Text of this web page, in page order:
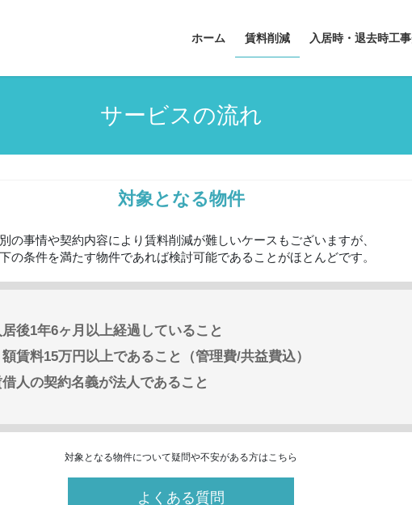
ホーム 賃料削減 入居時・退去時工
サービスの流れ
対象となる物件
の事情や契約内容により賃料削減が難しいケースもございますが、
の条件を満たす物件であれば検討可能であることがほとんどです。
後1年6ヶ月以上経過していること
賃料15万円以上であること（管理費/共益費込）
人の契約名義が法人であること
対象となる物件について疑問や不安がある方はこちら
よくある質問